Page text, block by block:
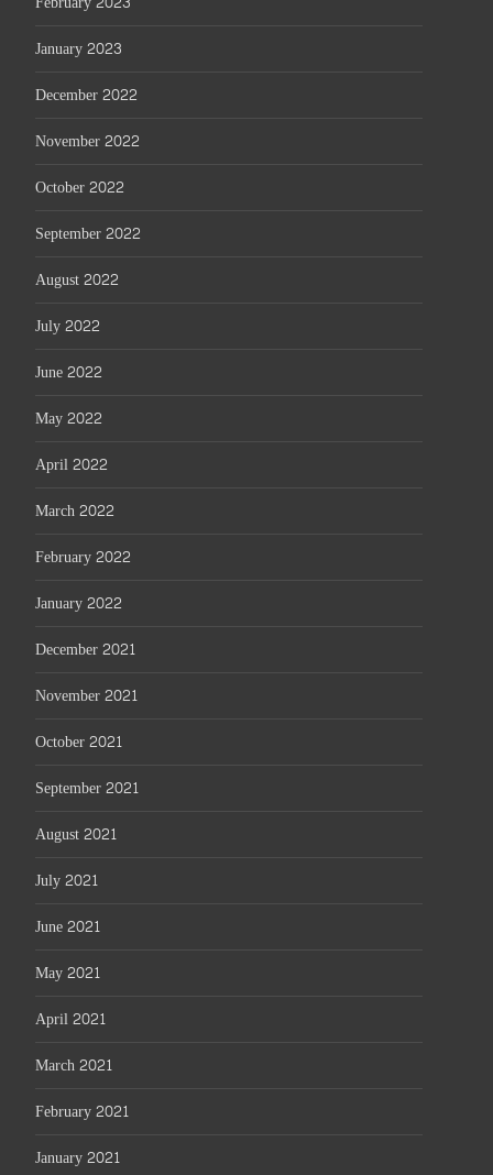
January 2023
December 2022
November 2022
October 2022
September 2022
August 2022
July 2022
June 2022
May 2022
April 2022
March 2022
February 2022
January 2022
December 2021
November 2021
October 2021
September 2021
August 2021
July 2021
June 2021
May 2021
April 2021
March 2021
February 2021
January 2021